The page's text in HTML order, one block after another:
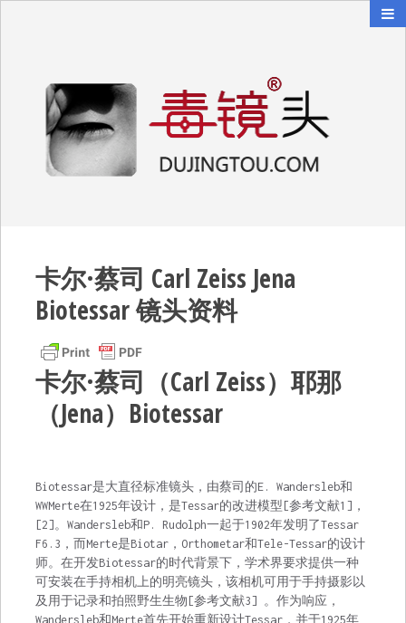
卡尔·蔡司 Carl Zeiss Jena
Biotessar 镜头资料
卡尔·蔡司（Carl Zeiss）耶那
（Jena）Biotessar
Biotessar是大直径标准镜头，由蔡司的E. Wandersleb和
WWMerte在1925年设计，是Tessar的改进模型[参考文献1]，
[2]。Wandersleb和P. Rudolph一起于1902年发明了Tessar
F6.3，而Merte是Biotar，Orthometar和Tele-Tessar的设计
师。在开发Biotessar的时代背景下，学术界要求提供一种
可安装在手持相机上的明亮镜头，该相机可用于手持摄影以
及用于记录和拍照野生生物[参考文献3] 。作为响应，
Wandersleb和Merte首先开始重新设计Tessar，并于1925年